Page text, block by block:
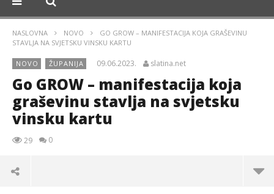
NASLOVNA NOVO
GO GROW – MANIFESTACIJA KOJA GRAŠEVINU
STAVLJA NA SVJETSKU VINSKU KARTU
NOVO ŽUPANIJA 09.06.2023. slatina.net
Go GROW – manifestacija koja
graševinu stavlja na svjetsku
vinsku kartu
29 0